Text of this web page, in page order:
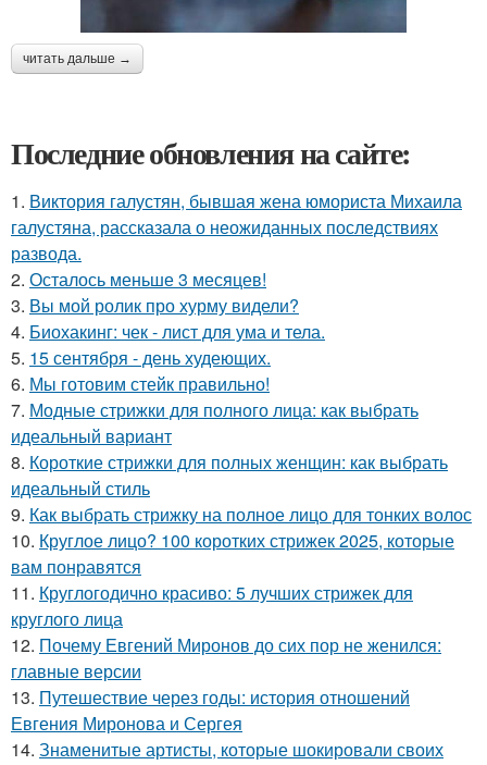
читать дальше →
Последние обновления на сайте:
1. Виктория галустян, бывшая жена юмориста Михаила
галустяна, рассказала о неожиданных последствиях
развода.
2. Осталось меньше 3 месяцев!
3. Вы мой ролик про хурму видели?
4. Биохакинг: чек - лист для ума и тела.
5. 15 сентября - день худеющих.
6. Мы готовим стейк правильно!
7. Модные стрижки для полного лица: как выбрать
идеальный вариант
8. Короткие стрижки для полных женщин: как выбрать
идеальный стиль
9. Как выбрать стрижку на полное лицо для тонких волос
10. Круглое лицо? 100 коротких стрижек 2025, которые
вам понравятся
11. Круглогодично красиво: 5 лучших стрижек для
круглого лица
12. Почему Евгений Миронов до сих пор не женился:
главные версии
13. Путешествие через годы: история отношений
Евгения Миронова и Сергея
14. Знаменитые артисты, которые шокировали своих